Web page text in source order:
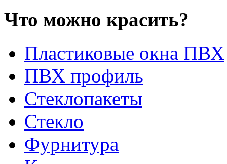
Что можно красить?
Пластиковые окна ПВХ
ПВХ профиль
Стеклопакеты
Стекло
Фурнитура